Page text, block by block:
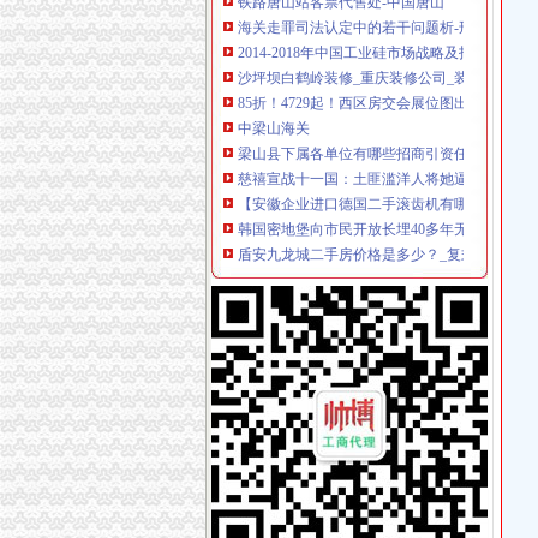
2014-2018年中国工业硅市场战略及投资分析报
沙坪坝白鹤岭装修_重庆装修公司_装修案例
85折！4729起！西区房交会展位图出炉先预热
中梁山海关
梁山县下属各单位有哪些招商引资任务-梁山县
慈禧宣战十一国：土匪滥洋人将她逼上梁山_网
【安徽企业进口德国二手滚齿机有哪些监管条
韩国密地堡向市民开放长埋40多年无任何记录_
盾安九龙城二手房价格是多少？_复式问答-一起
杨家坪海关
重庆海关>重庆海关
重庆巨泰资产管理有限公司
【销售代表（江北）招聘】可口可乐（重庆）
诚聘主城送货司机（入职购买五险一金）-渝北
豪爵养生会所电话,地址,营业时间（图）-重庆杨
谢家湾海关
谢家湾立交改造完工70%预计10月正式投用-土
谢家湾立交改造月底通车-房产新闻-重庆搜狐焦
谢家湾街道办事处搬迁公告_全搜九龙坡网
重庆谢家湾房产网,重庆谢家湾楼盘,2018年谢家
【重庆谢家湾商铺】-乐居重庆二手房